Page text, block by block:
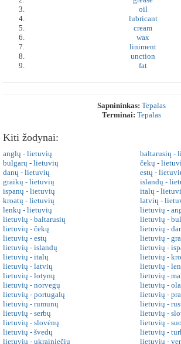
oil
lubricant
cream
wax
liniment
unction
fat
Sapnininkas: Tepalas
Terminai: Tepalas
Kiti žodynai:
anglų - lietuvių
baltarusių -
bulgarų - lietuvių
čekų -
danų - lietuvių
estų -
graikų - lietuvių
islandų -
ispanų - lietuvių
italų -
kroatų - lietuvių
latvių -
lenkų - lietuvių
lietuvių -
lietuvių - baltarusių
lietuvių -
lietuvių - čekų
lietuvių -
lietuvių - estų
lietuvių -
lietuvių - islandų
lietuvių -
lietuvių - italų
lietuvių -
lietuvių - latvių
lietuvių -
lietuvių - lotynų
lietuvių -
lietuvių - norvegų
lietuvių -
lietuvių - portugalų
lietuvių -
lietuvių - rumunų
lietuvių -
lietuvių - serbų
lietuvių -
lietuvių - slovėnų
lietuvių -
lietuvių - švedų
lietuvių -
lietuvių - ukrainiečių
lietuvių -